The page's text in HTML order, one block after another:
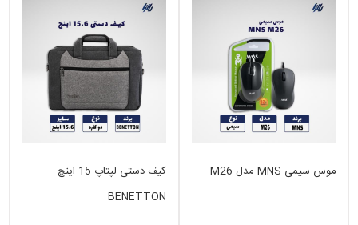
موس سیمی MNS مدل M26
کیف دستی لپتاپ 15 اینچ
BENETTON